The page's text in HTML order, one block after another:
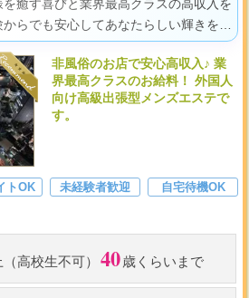
癒す喜びと業界最高クラスの高収入を
らでも安心してあなたらしい輝きを見
非風俗のお店で安心高収入♪ 業
界最高クラスのお給料！ 外国人
向け高級出張型メンズエステで
す。
トOK 未経験者歓迎
自宅待機OK
高校生不可） 40歳くらいまで